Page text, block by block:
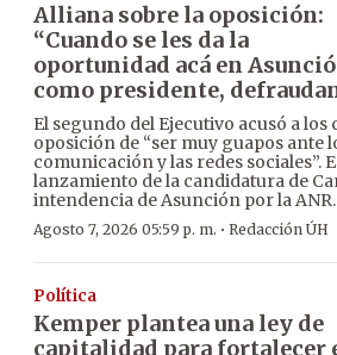
Alliana sobre la oposición:
“Cuando se les da la
oportunidad acá en
como presidente,
El segundo del Ejecutivo acusó a los
oposición de “ser muy guapos ante
comunicación y las redes sociales”.
lanzamiento de la candidatura de
intendencia de Asunción por la ANR.
Agosto 7, 2026 05:59 p. m. · Redacción ÚH
Política
Kemper plantea una ley de
capitalidad para fortalecer